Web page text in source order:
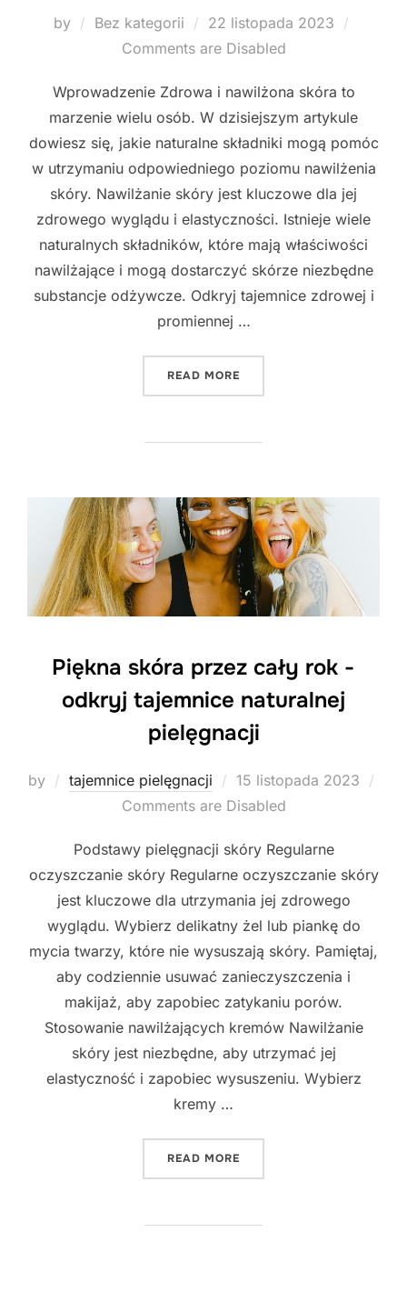
by Bez kategorii
Posted
on
22 listopada 2023
Comments are Disabled
Wprowadzenie Zdrowa i nawilżona skóra to
marzenie wielu osób. W dzisiejszym artykule
dowiesz się, jakie naturalne składniki mogą pomóc
w utrzymaniu odpowiedniego poziomu nawilżenia
skóry. Nawilżanie skóry jest kluczowe dla jej
zdrowego wyglądu i elastyczności. Istnieje wiele
naturalnych składników, które mają właściwości
nawilżające i mogą dostarczyć skórze niezbędne
substancje odżywcze. Odkryj tajemnice zdrowej i
promiennej …
READ MORE
Piękna skóra przez cały rok -
odkryj tajemnice naturalnej
pielęgnacji
by tajemnice pielęgnacji
Posted
on
15 listopada 2023
Comments are Disabled
Podstawy pielęgnacji skóry Regularne
oczyszczanie skóry Regularne oczyszczanie skóry
jest kluczowe dla utrzymania jej zdrowego
wyglądu. Wybierz delikatny żel lub piankę do
mycia twarzy, które nie wysuszają skóry. Pamiętaj,
aby codziennie usuwać zanieczyszczenia i
makijaż, aby zapobiec zatykaniu porów.
Stosowanie nawilżających kremów Nawilżanie
skóry jest niezbędne, aby utrzymać jej
elastyczność i zapobiec wysuszeniu. Wybierz
kremy …
READ MORE